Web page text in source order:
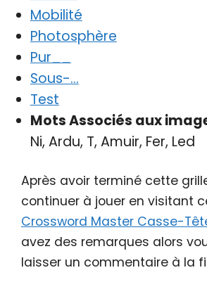
Mobilité
Photosphère
Pur__
Sous-…
Test
Mots Associés aux
Ni, Ardu, T, Amuir, Fer, Led
Après avoir terminé cette
continuer à jouer en visitant
Crossword Master Casse-
avez des remarques alors
laisser un commentaire à la